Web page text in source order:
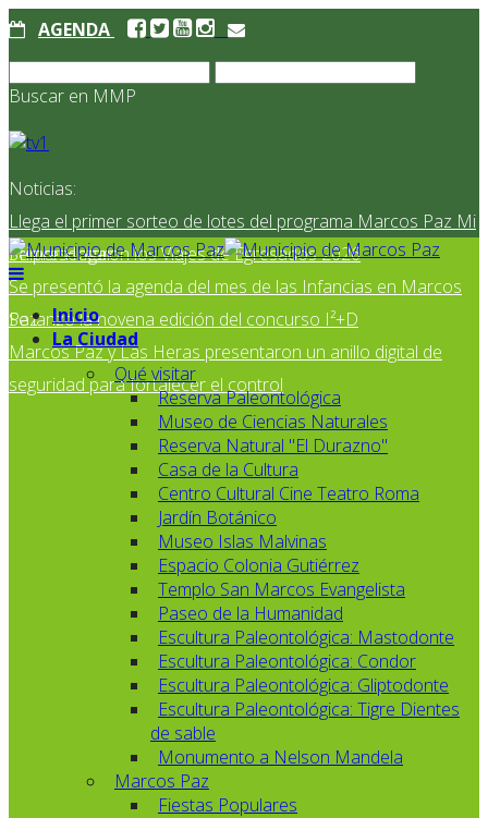
AGENDA
Buscar en MMP
Noticias:
Llega el primer sorteo de lotes del programa Marcos Paz Mi
Primer Hogar
Se presentaron los Viajes de Egresados 2026
Se presentó la agenda del mes de las Infancias en Marcos
Paz
Se lanzó la novena edición del concurso I²+D
Marcos Paz y Las Heras presentaron un anillo digital de
seguridad para fortalecer el control
Inicio
La Ciudad
Qué visitar
Reserva Paleontológica
Museo de Ciencias Naturales
Reserva Natural "El Durazno"
Casa de la Cultura
Centro Cultural Cine Teatro Roma
Jardín Botánico
Museo Islas Malvinas
Espacio Colonia Gutiérrez
Templo San Marcos Evangelista
Paseo de la Humanidad
Escultura Paleontológica: Mastodonte
Escultura Paleontológica: Condor
Escultura Paleontológica: Gliptodonte
Escultura Paleontológica: Tigre Dientes
de sable
Monumento a Nelson Mandela
Marcos Paz
Fiestas Populares